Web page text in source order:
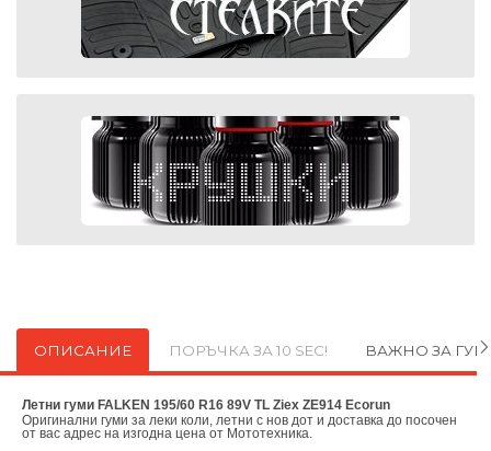
ОПИСАНИЕ ПОРЪЧКА ЗА 10 SEC! ВАЖНО ЗА
Летни гуми FALKEN 195/60 R16 89V TL Ziex ZE914 Ecorun
Оригинални гуми за леки коли, летни с нов дот и доставка до посочен
от вас адрес на изгодна цена от Мототехника.